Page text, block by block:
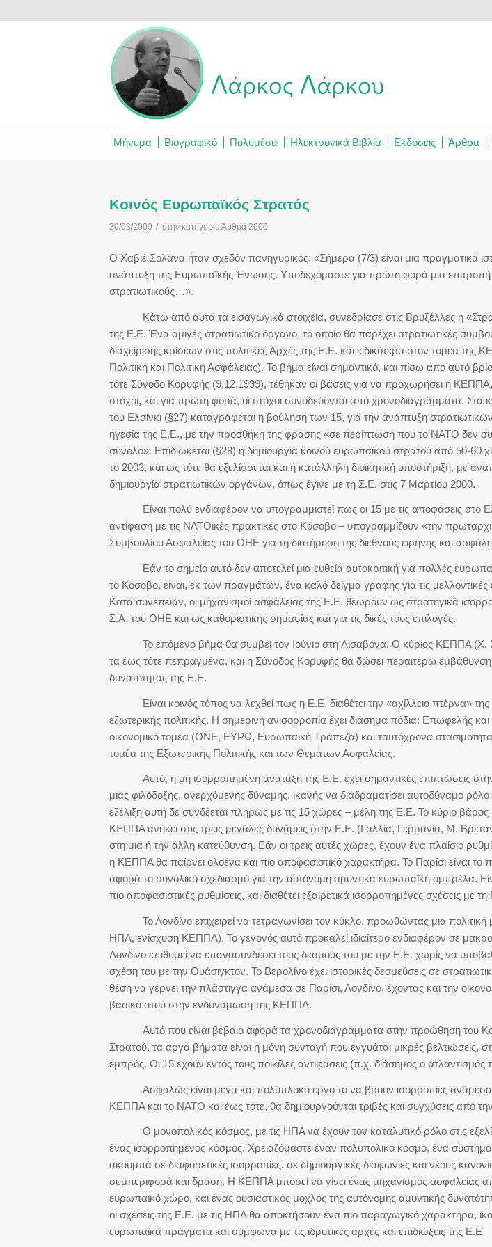
Μήνυμα Βιογραφικό Πολυμέσα Ηλεκτρονικά Βιβλία Εκδόσεις Άρθρα
Κοινός Ευρωπαϊκός Στρατός
30/03/2000 / στην κατηγορίαΆρθρα 2000
Ο Χαβιέ Σολάνα ήταν σχεδόν πανηγυρικός: «Σήμερα (7/3) είναι μια πραγματικά
ανάπτυξη της Ευρωπαϊκής Ένωσης. Υποδεχόμαστε για πρώτη φορά μια επιτροπή
στρατιωτικούς…».
Κάτω από αυτά τα εισαγωγικά στοιχεία, συνεδρίασε στις Βρυξέλλες η
της Ε.Ε. Ένα αμιγές στρατιωτικό όργανο, το οποίο θα παρέχει στρατιωτικές
διαχείρισης κρίσεων στις πολιτικές Αρχές της Ε.Ε. και ειδικότερα στον τομέα
Πολιτική και Πολιτική Ασφάλειας). Το βήμα είναι σημαντικό, και πίσω από αυτό
τότε Σύνοδο Κορυφής (9.12.1999), τέθηκαν οι βάσεις για να προχωρήσει η
στόχοι, και για πρώτη φορά, οι στόχοι συνοδεύονται από χρονοδιαγράμματα.
του Ελσίνκι (§27) καταγράφεται η βούληση των 15, για την ανάπτυξη
ηγεσία της Ε.Ε., με την προσθήκη της φράσης «σε περίπτωση που το ΝΑΤΟ δεν
σύνολο». Επιδιώκεται (§28) η δημιουργία κοινού ευρωπαϊκού στρατού από 50-60
το 2003, και ως τότε θα εξελίσσεται και η κατάλληλη διοικητική υποστήριξη, με
δημιουργία στρατιωτικών οργάνων, όπως έγινε με τη Σ.Ε. στις 7 Μαρτίου 2000.
Είναι πολύ ενδιαφέρον να υπογραμμιστεί πως οι 15 με τις αποφάσεις στο
αντίφαση με τις ΝΑΤΟϊκές πρακτικές στο Κόσοβο – υπογραμμίζουν «την
Συμβουλίου Ασφαλείας του ΟΗΕ για τη διατήρηση της διεθνούς ειρήνης και
Εάν το σημείο αυτό δεν αποτελεί μια ευθεία αυτοκριτική για πολλές
το Κόσοβο, είναι, εκ των πραγμάτων, ένα καλό δείγμα γραφής για τις
Κατά συνέπειαν, οι μηχανισμοί ασφάλειας της Ε.Ε. θεωρούν ως στρατηγικά
Σ.Α. του ΟΗΕ και ως καθοριστικής σημασίας και για τις δικές τους επιλογές.
Το επόμενο βήμα θα συμβεί τον Ιούνιο στη Λισαβόνα. Ο κύριος ΚΕΠΠΑ (Χ.
τα έως τότε πεπραγμένα, και η Σύνοδος Κορυφής θα δώσει περαιτέρω εμβάθυνση
δυνατότητας της Ε.Ε.
Είναι κοινός τόπος να λεχθεί πως η Ε.Ε. διαθέτει την «αχίλλειο πτέρνα» της
εξωτερικής πολιτικής. Η σημερινή ανισορροπία έχει διάσημα πόδια: Επωφελής
οικονομικό τομέα (ΟΝΕ, ΕΥΡΩ, Ευρωπαική Τράπεζα) και ταυτόχρονα
τομέα της Εξωτερικής Πολιτικής και των Θεμάτων Ασφαλείας.
Αυτό, η μη ισορροπημένη ανάταξη της Ε.Ε. έχει σημαντικές επιπτώσεις στην
μιας φιλόδοξης, ανερχόμενης δύναμης, ικανής να διαδραματίσει αυτοδύναμο
εξέλιξη αυτή δε συνδέεται πλήρως με τις 15 χώρες – μέλη της Ε.Ε. Το κύριο
ΚΕΠΠΑ ανήκει στις τρεις μεγάλες δυνάμεις στην Ε.Ε. (Γαλλία, Γερμανία, Μ.
στη μια ή την άλλη κατεύθυνση. Εάν οι τρεις αυτές χώρες, έχουν ένα πλαίσιο
η ΚΕΠΠΑ θα παίρνει ολοένα και πιο αποφασιστικό χαρακτήρα. Το Παρίσι είναι το
αφορά το συνολικό σχεδιασμό για την αυτόνομη αμυντικά ευρωπαϊκή ομπρέλα.
πιο αποφασιστικές ρυθμίσεις, και διαθέτει εξαιρετικά ισορροπημένες σχέσεις με
Το Λονδίνο επιχειρεί να τετραγωνίσει τον κύκλο, προωθώντας μια πολιτική
ΗΠΑ, ενίσχυση ΚΕΠΠΑ). Το γεγονός αυτό προκαλεί ιδιαίτερο ενδιαφέρον σε
Λονδίνο επιθυμεί να επανασυνδέσει τους δεσμούς του με την Ε.Ε. χωρίς να
σχέση του με την Ουάσιγκτον. Το Βερολίνο έχει ιστορικές δεσμεύσεις σε
θέση να γέρνει την πλάστιγγα ανάμεσα σε Παρίσι, Λονδίνο, έχοντας και την
βασικό ατού στην ενδυνάμωση της ΚΕΠΠΑ.
Αυτό που είναι βέβαιο αφορά τα χρονοδιαγράμματα στην προώθηση του
Στρατού, τα αργά βήματα είναι η μόνη συνταγή που εγγυάται μικρές βελτιώσεις,
εμπρός. Οι 15 έχουν εντός τους ποικίλες αντιφάσεις (π.χ. διάσημος ο ατλαντισμός
Ασφαλώς είναι μέγα και πολύπλοκο έργο το να βρουν ισορροπίες
ΚΕΠΠΑ και το ΝΑΤΟ και έως τότε, θα δημιουργούνται τριβές και συγχύσεις από
Ο μονοπολικός κόσμος, με τις ΗΠΑ να έχουν τον καταλυτικό ρόλο στις
ένας ισορροπημένος κόσμος. Χρειαζόμαστε έναν πολυπολικό κόσμο, ένα
ακουμπά σε διαφορετικές ισορροπίες, σε δημιουργικές διαφωνίες και νέους
συμπεριφορά και δράση. Η ΚΕΠΠΑ μπορεί να γίνει ένας μηχανισμός ασφαλείας
ευρωπαϊκό χώρο, και ένας ουσιαστικός μοχλός της αυτόνομης αμυντικής
οι σχέσεις της Ε.Ε. με τις ΗΠΑ θα αποκτήσουν ένα πιο παραγωγικό χαρακτήρα,
ευρωπαϊκά πράγματα και σύμφωνα με τις ιδρυτικές αρχές και επιδιώξεις της Ε.Ε.